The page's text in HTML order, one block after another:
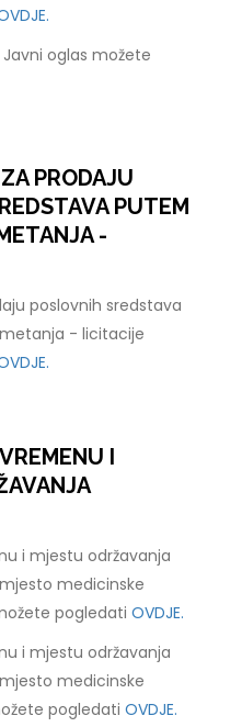
oglas možete
PRODAJU
PUTEM
-
poslovnih sredstava
- licitacije
I
i mjestu održavanja
medicinske
pogledatiOVDJE.
i mjestu održavanja
medicinske
pogledatiOVDJE.